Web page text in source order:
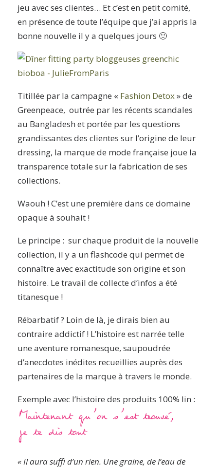
jeu avec ses clientes… Et c’est en petit comité,
en présence de toute l’équipe que j’ai appris la
bonne nouvelle il y a quelques jours 🙂
Titillée par la campagne « Fashion Detox» de
Greenpeace, outrée par les récents scandales
au Bangladesh et portée par les questions
grandissantes des clientes sur l’origine de leur
dressing, la marque de mode française joue la
transparence totale sur la fabrication de ses
collections.
Waouh ! C’est une première dans ce domaine
opaque à souhait !
Le principe : sur chaque produit de la nouvelle
collection, il y a un flashcode qui permet de
connaître avec exactitude son origine et son
histoire. Le travail de collecte d’infos a été
titanesque !
Rébarbatif ? Loin de là, je dirais bien au
contraire addictif ! L’histoire est narrée telle
une aventure romanesque, saupoudrée
d’anecdotes inédites recueillies auprès des
partenaires de la marque à travers le monde.
Exemple avec l’histoire des produits 100% lin :
« Il aura suffi d’un rien. Une graine, de l’eau de